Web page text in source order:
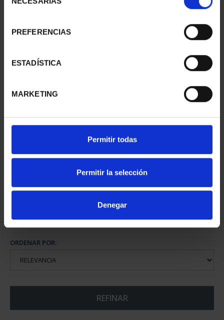
PREFERENCIAS
ESTADÍSTICA
MARKETING
Permitir todas
Permitir la selección
Denegar
1 Productos encontrados
MUNDIAL FIFA 2026 (EM.
145,00 €
ORDENAR POR:
REFINAR